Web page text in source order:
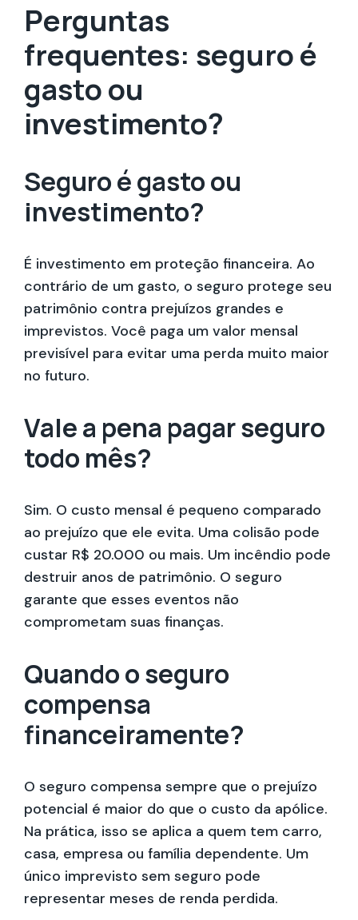
Perguntas
frequentes: seguro é
gasto ou
investimento?
Seguro é gasto ou
investimento?
É investimento em proteção financeira. Ao
contrário de um gasto, o seguro protege seu
patrimônio contra prejuízos grandes e
imprevistos. Você paga um valor mensal
previsível para evitar uma perda muito maior
no futuro.
Vale a pena pagar seguro
todo mês?
Sim. O custo mensal é pequeno comparado
ao prejuízo que ele evita. Uma colisão pode
custar R$ 20.000 ou mais. Um incêndio pode
destruir anos de patrimônio. O seguro
garante que esses eventos não
comprometam suas finanças.
Quando o seguro
compensa
financeiramente?
O seguro compensa sempre que o prejuízo
potencial é maior do que o custo da apólice.
Na prática, isso se aplica a quem tem carro,
casa, empresa ou família dependente. Um
único imprevisto sem seguro pode
representar meses de renda perdida.